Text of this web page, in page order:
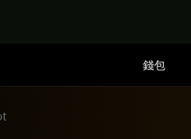
錢包